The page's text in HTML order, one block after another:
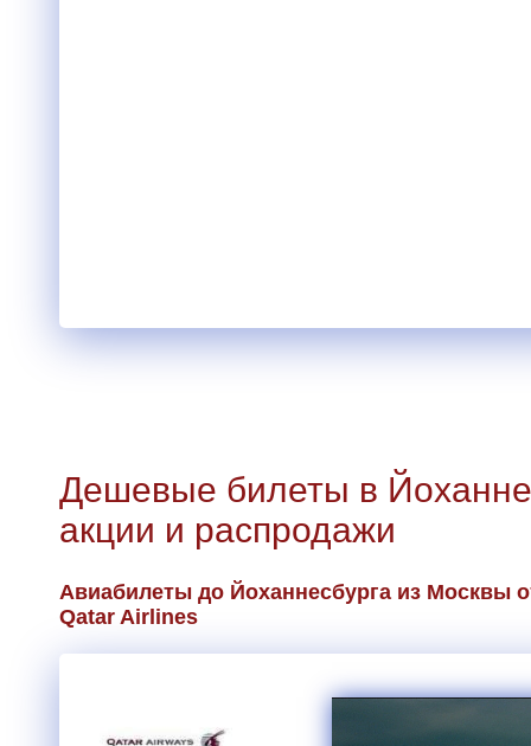
Дешевые билеты в
акции и распродажи
Авиабилеты до Йоханнесбурга из Москвы
Qatar Airlines